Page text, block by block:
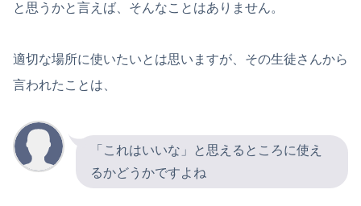
と思うかと言えば、そんなことはありません。
適切な場所に使いたいとは思いますが、その生徒さんから
言われたことは、
「これはいいな」と思えるところに使え
るかどうかですよね